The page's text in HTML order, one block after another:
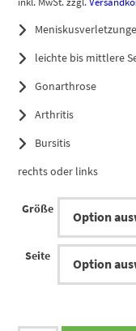
leichte bis mittlere
Gonarthrose
Arthritis
Bursitis
rechts oder links
Größe
Seite